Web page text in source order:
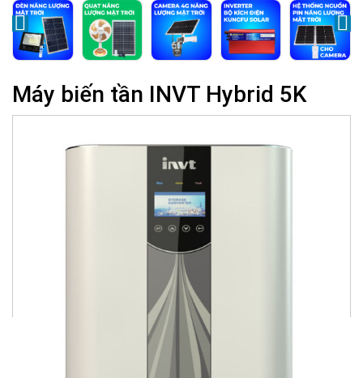
Máy biến tần INVT Hybrid 5K